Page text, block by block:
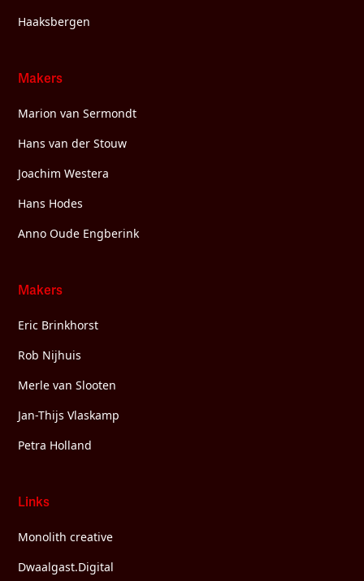
Haaksbergen
Makers
Marion van Sermondt
Hans van der Stouw
Joachim Westera
Hans Hodes
Anno Oude Engberink
Makers
Eric Brinkhorst
Rob Nijhuis
Merle van Slooten
Jan-Thijs Vlaskamp
Petra Holland
Links
Monolith creative
Dwaalgast.Digital